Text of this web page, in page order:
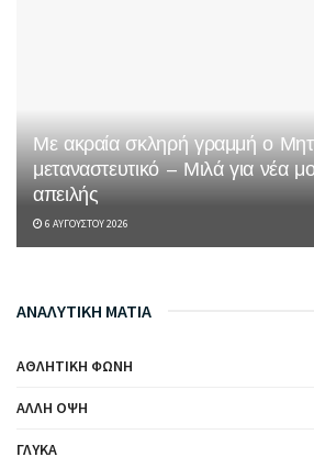
Με ακραία σκληρή γραμμή ο
μεταναστευτικό – Μιλά για νέα
απειλής
6 ΑΥΓΟΎΣΤΟΥ 2026
ΑΝΑΛΥΤΙΚΗ ΜΑΤΙΑ
ΑΘΛΗΤΙΚΉ ΦΩΝΉ
ΆΛΛΗ ΌΨΗ
ΓΛΥΚΆ